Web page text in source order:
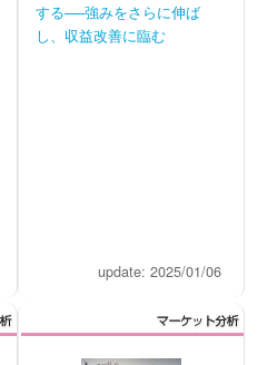
する──強みをさらに伸ば
し、収益改善に臨む
update: 2025/01/06